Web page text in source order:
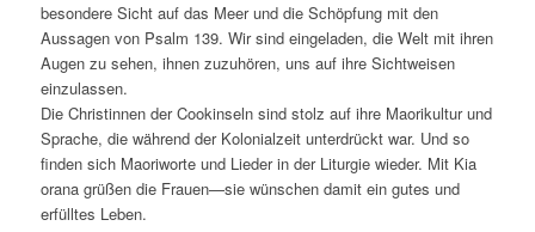
besondere Sicht auf das Meer und die Schöpfung mit den
Aussagen von Psalm 139. Wir sind eingeladen, die Welt mit ihren
Augen zu sehen, ihnen zuzuhören, uns auf ihre Sichtweisen
einzulassen.
Die Christinnen der Cookinseln sind stolz auf ihre Maorikultur und
Sprache, die während der Kolonialzeit unterdrückt war. Und so
finden sich Maoriworte und Lieder in der Liturgie wieder. Mit Kia
orana grüßen die Frauen—sie wünschen damit ein gutes und
erfülltes Leben.